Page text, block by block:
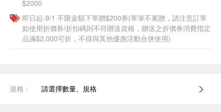
$2000
即日起-9/1 不限金額下單贈$200券(單筆不累贈，請注意訂單
如使用折價券/折扣碼則不符贈送資格，贈送之折價券消費指定
品滿$2,000可折，不得與其他優惠活動合併使用)
規格： 請選擇數量、規格